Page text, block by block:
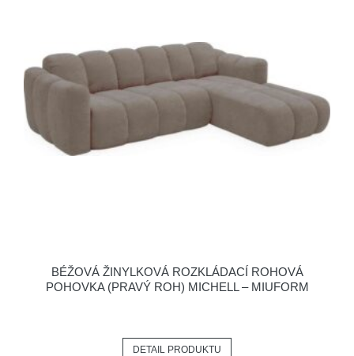
BÉŽOVÁ ŽINYLKOVÁ ROZKLÁDACÍ ROHOVÁ
POHOVKA (PRAVÝ ROH) MICHELL – MIUFORM
DETAIL PRODUKTU